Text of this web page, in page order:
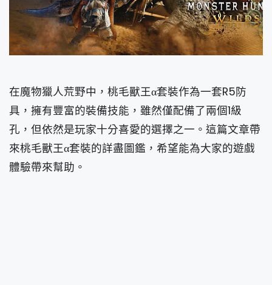
在魔物獵人荒野中，桃毛獸王α套裝作為一套R5防
具，擁有豐富的裝備技能，雖然僅配備了兩個1級
孔，但依然是玩家十分喜愛的選擇之一。這篇文章帶
來桃毛獸王α套裝的詳盡圖鑑，希望能為大家的遊戲
體驗帶來幫助。